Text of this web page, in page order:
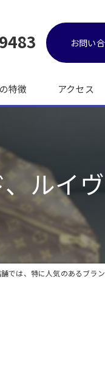
お問い
特徴 アクセス
ルイ
では、特に人気のあるブラ